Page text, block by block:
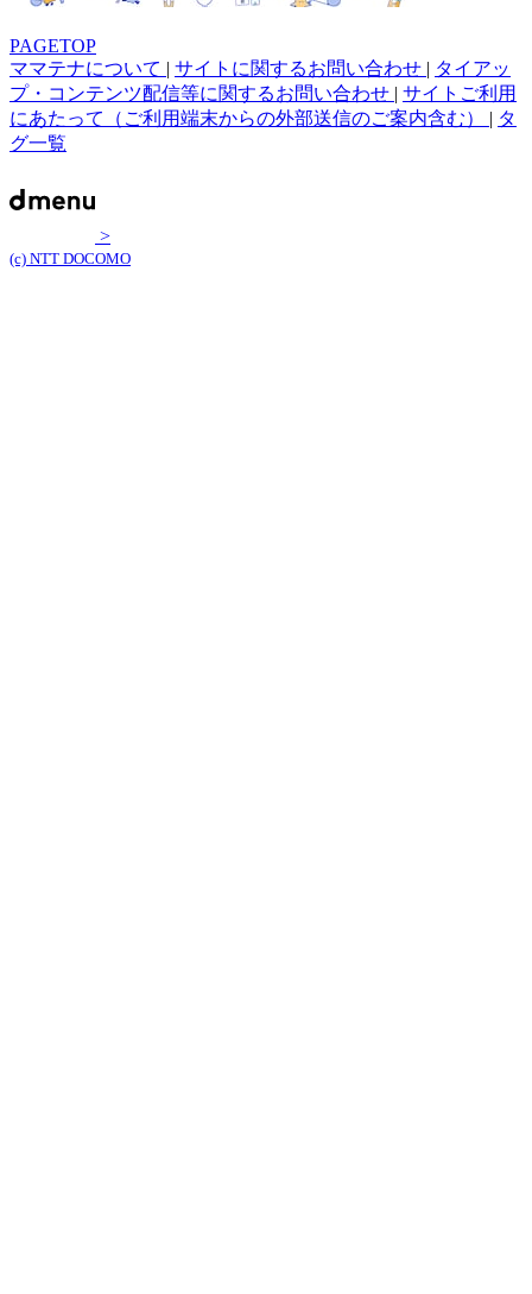
PAGETOP
ママテナについて | サイトに関するお問い合わせ | タイアッ
プ・コンテンツ配信等に関するお問い合わせ | サイトご利用
にあたって（ご利用端末からの外部送信のご案内含む） | タ
グ一覧
>
(c) NTT DOCOMO